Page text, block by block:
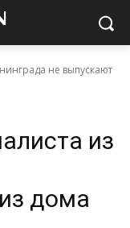
не выпускают
из
дома